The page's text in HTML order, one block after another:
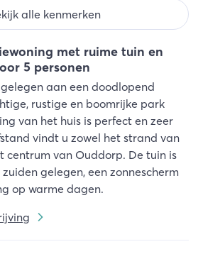
met ruime tuin en
5 personen
aan een doodlopend
rustige en boomrijke park
van het huis is perfect en zeer
vindt u zowel het strand van
centrum van Ouddorp. De tuin is
gelegen, een zonnescherm
op warme dagen.
alle kenmerken